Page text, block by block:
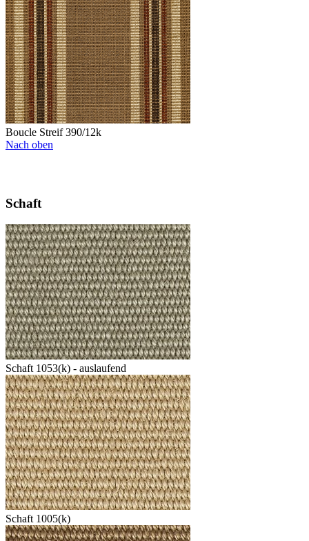
Boucle Streif 390/12k
Nach oben
Schaft
Schaft 1053(k) - auslaufend
Schaft 1005(k)